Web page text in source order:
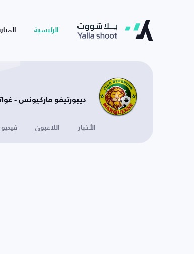
الرئيسية
ديبورتيفو ماركيونس -
الأخبار اللاعبون فيديو